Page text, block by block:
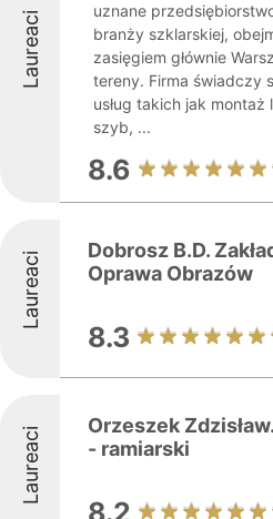
Laureaci
uznane
branży szklarskiej,
zasięgiem głównie
tereny. Firma świadczy
usług takich jak montaż
szyb, ...
8.6
Laureaci
Dobrosz B.D.
Oprawa Obrazów
8.3
Laureaci
Orzeszek
- ramiarski
8.2